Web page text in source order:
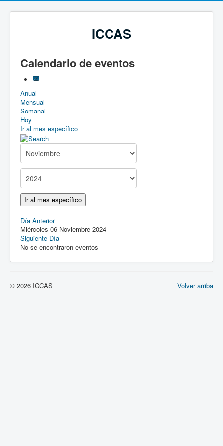
ICCAS
Calendario de eventos
Anual
Mensual
Semanal
Hoy
Ir al mes específico
Ir al mes específico
Día Anterior
Miércoles 06 Noviembre 2024
Siguiente Día
No se encontraron eventos
Volver arriba
© 2026 ICCAS